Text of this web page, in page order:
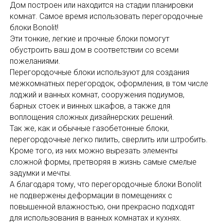
Дом построен или находится на стадии планировки
комнат. Самое время использовать перегородочные
блоки Bonolit!
Эти тонкие, легкие и прочные блоки помогут
обустроить ваш дом в соответствии со всеми
пожеланиями.
Перегородочные блоки используют для создания
межкомнатных перегородок, оформления, в том числе
лоджий и ванных комнат, сооружения подиумов,
барных стоек и винных шкафов, а также для
воплощения сложных дизайнерских решений.
Так же, как и обычные газобетонные блоки,
перегородочные легко пилить, сверлить или штробить.
Кроме того, из них можно вырезать элементы
сложной формы, претворяя в жизнь самые смелые
задумки и мечты.
А благодаря тому, что перегородочные блоки Bonolit
не подвержены деформации в помещениях с
повышенной влажностью, они прекрасно подходят
для использования в ванных комнатах и кухнях.